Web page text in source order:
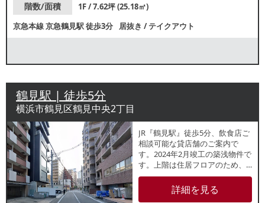
階数/面積
1F / 7.62坪 (25.18㎡)
京急本線京急鶴見駅徒歩3分 居抜き /テイクアウト
鶴見駅 | 徒歩5分
横浜市鶴見区鶴見中央2丁目
JR『鶴見駅』徒歩5分、飲食店ご
相談可能な貸店舗のご案内で
す。2024年2月竣工の築浅物件で
す。上階は住居フロアのため、
重飲食は不可です。美容・医
療・介護系テナントや塾・スク
ールにもおすすめです。諸条件
詳細を見る